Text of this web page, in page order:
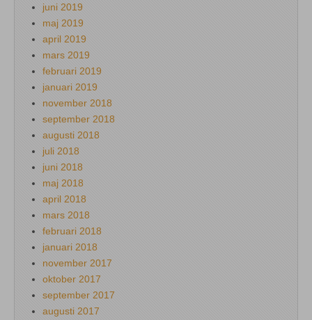
juni 2019
maj 2019
april 2019
mars 2019
februari 2019
januari 2019
november 2018
september 2018
augusti 2018
juli 2018
juni 2018
maj 2018
april 2018
mars 2018
februari 2018
januari 2018
november 2017
oktober 2017
september 2017
augusti 2017